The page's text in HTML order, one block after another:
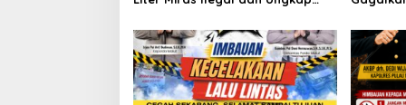
i
o
n
Lintas Negara
Dapur